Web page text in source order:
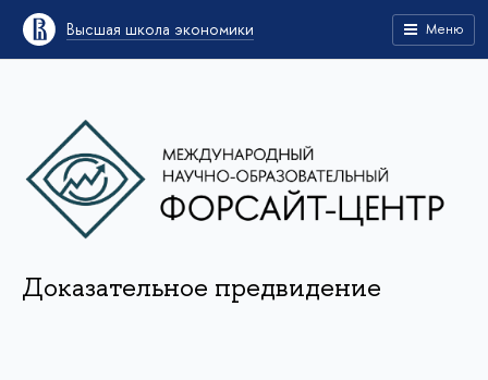
Высшая школа экономики Меню
Доказательное предвидение